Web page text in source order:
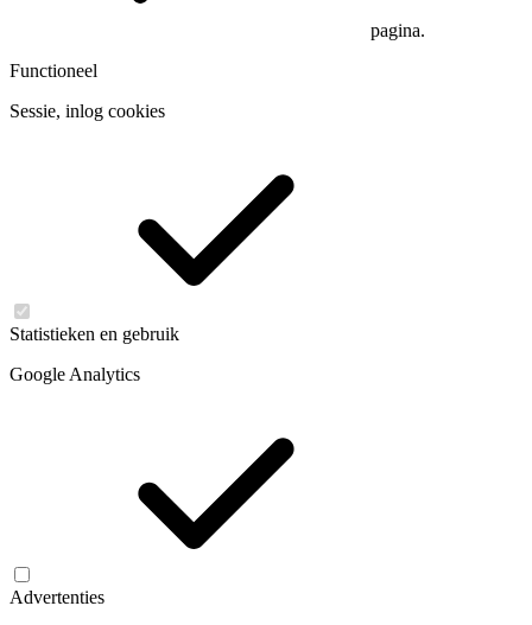
pagina.
Functioneel
Sessie, inlog cookies
Statistieken en gebruik
Google Analytics
Advertenties